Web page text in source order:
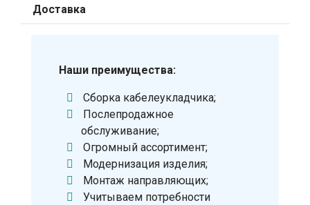
Доставка
Наши преимущества:
Сборка кабелеукладчика;
Послепродажное
обслуживание;
Огромный ассортимент;
Модернизация изделия;
Монтаж направляющих;
Учитываем потребности